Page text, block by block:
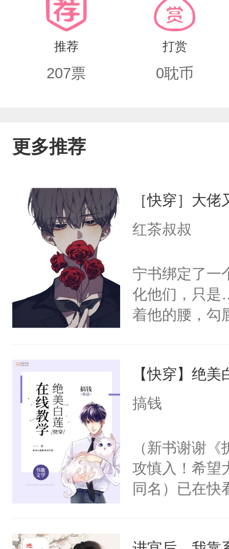
虚无的幻境。忽有一天，刘玄尘发现
的污迹。这，会是某种放不下的牵挂
推荐
207票
打赏
0耽币
更多推荐
［快穿］大
红茶叔叔
宁书绑定了一
化他们，只是
着他的腰，勾
来，给老公
用力——为你
【快穿】绝
搞钱
（新书谢谢
攻慎入！希望
同名）已在快